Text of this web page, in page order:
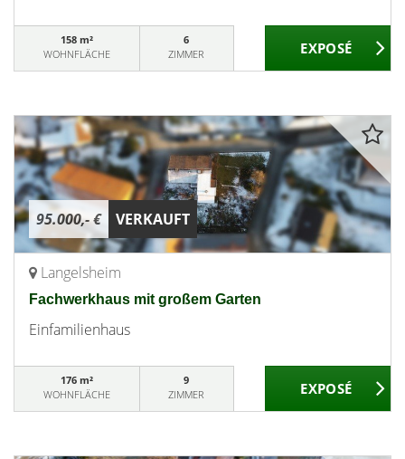
158 m²
WOHNFLÄCHE
6
ZIMMER
95.000,- € VERKAUFT
Langelsheim
Fachwerkhaus mit großem Garten
Einfamilienhaus
176 m²
WOHNFLÄCHE
9
ZIMMER